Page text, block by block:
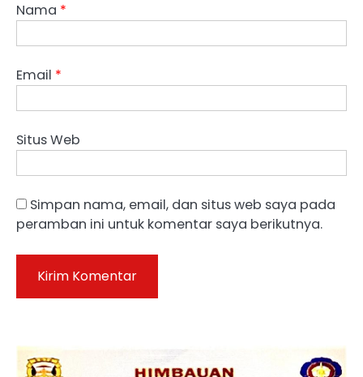
Nama *
Email *
Situs Web
Simpan nama, email, dan situs web saya pada
peramban ini untuk komentar saya berikutnya.